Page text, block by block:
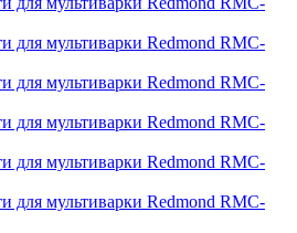
для мультиварки Redmond RMC-
для мультиварки Redmond RMC-
для мультиварки Redmond RMC-
для мультиварки Redmond RMC-
для мультиварки Redmond RMC-